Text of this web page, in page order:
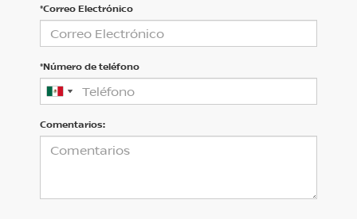
*Correo Electrónico
*Número de teléfono
Comentarios: